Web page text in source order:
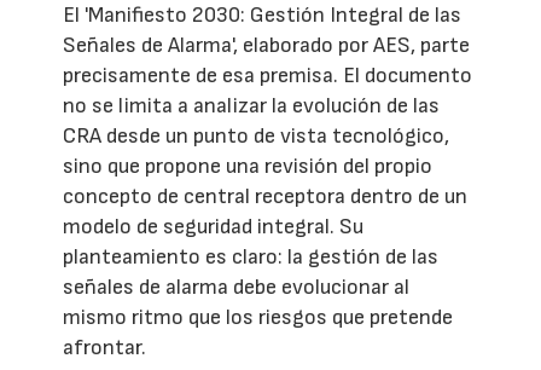
El 'Manifiesto 2030: Gestión Integral de las
Señales de Alarma', elaborado por AES, parte
precisamente de esa premisa. El documento
no se limita a analizar la evolución de las
CRA desde un punto de vista tecnológico,
sino que propone una revisión del propio
concepto de central receptora dentro de un
modelo de seguridad integral. Su
planteamiento es claro: la gestión de las
señales de alarma debe evolucionar al
mismo ritmo que los riesgos que pretende
afrontar.